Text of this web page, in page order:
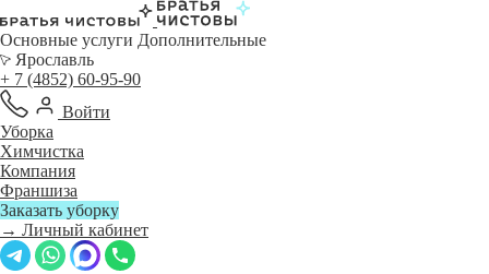
Основные услуги Дополнительные
Ярославль
+ 7 (4852) 60-95-90
Войти
Уборка
Химчистка
Компания
Франшиза
Заказать уборку
→ Личный кабинет